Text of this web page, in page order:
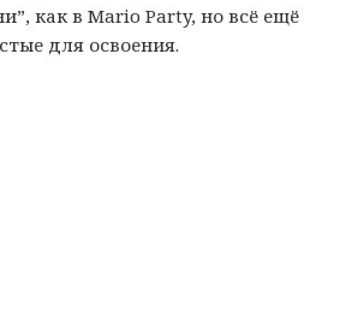
как в Mario Party, но всё ещё
для освоения.